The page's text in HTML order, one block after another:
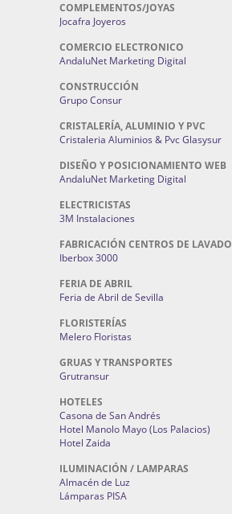
COMPLEMENTOS/JOYAS
Jocafra Joyeros
COMERCIO ELECTRONICO
AndaluNet Marketing Digital
CONSTRUCCIÓN
Grupo Consur
CRISTALERÍA, ALUMINIO Y PVC
Cristaleria Aluminios & Pvc Glasysur
DISEÑO Y POSICIONAMIENTO WEB
AndaluNet Marketing Digital
ELECTRICISTAS
3M Instalaciones
FABRICACIÓN CENTROS DE LAVADO
Iberbox 3000
FERIA DE ABRIL
Feria de Abril de Sevilla
FLORISTERÍAS
Melero Floristas
GRUAS Y TRANSPORTES
Grutransur
HOTELES
Casona de San Andrés
Hotel Manolo Mayo (Los Palacios)
Hotel Zaida
ILUMINACIÓN / LAMPARAS
Almacén de Luz
Lámparas PISA